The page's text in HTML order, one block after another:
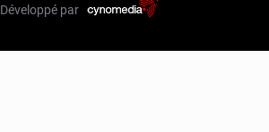
Développé par